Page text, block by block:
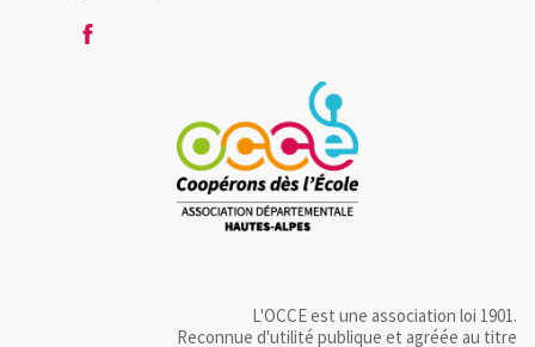
L'OCCE est une association loi 1901.
Reconnue d'utilité publique et agréée au titre